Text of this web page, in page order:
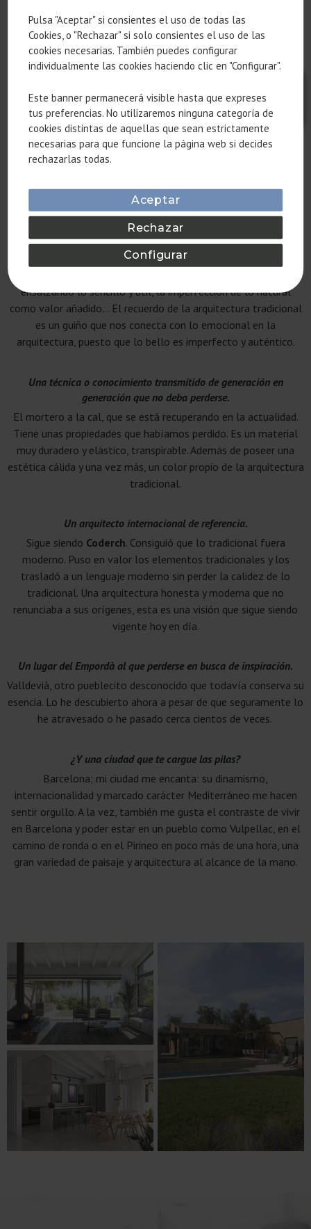
tradicionales. Va más allá de un color aplicado a algo. La
materialidad como color, el material como expresión del lugar
es uno de los elementos que armoniza la arquitectura con el
entorno.
¿Qué materiales te parecen los más honestos en un proyecto en
esta zona?
En la arquitectura que hacemos buscamos rescatar aquellos
sistemas constructivos que siguen vigentes de la arquitectura
aplicarlos, es una forma de construir muy actual, adaptada al
lugar y poco agresiva, ya que el impacto del transporte y la
fabricación de determinados sistemas constructivos
considerados modernos conllevan una gran huella de carbono.
Preservar las texturas con una revisión contemporánea
ensalzando lo sencillo y útil, la imperfección de lo natural
como valor añadido… El recuerdo de la arquitectura tradicional
es un guiño que nos conecta con lo emocional en la
arquitectura, puesto que lo bello es imperfecto y auténtico.
Una técnica o conocimiento transmitido de generación en
generación que no deba perderse.
El mortero a la cal, que se está recuperando en la actualidad.
Tiene unas propiedades que habíamos perdido. Es un material
muy duradero y elástico, transpirable. Además de poseer una
estética cálida y una vez más, un color propio de la arquitectura
tradicional.
Un arquitecto internacional de referencia.
Sigue siendo Coderch. Consiguió que lo tradicional fuera
moderno. Puso en valor los elementos tradicionales y los
trasladó a un lenguaje moderno sin perder la calidez de lo
tradicional. Una arquitectura honesta y moderna que no
renunciaba a sus orígenes, esta es una visión que sigue siendo
vigente hoy en día.
Un lugar del Empordà al que perderse en busca de inspiración.
Valldevià, otro pueblecito desconocido que todavía conserva su
esencia. Lo he descubierto ahora a pesar de que seguramente lo
he atravesado o he pasado cerca cientos de veces.
¿Y una ciudad que te cargue las pilas?
Barcelona; mi ciudad me encanta: su dinamismo,
internacionalidad y marcado carácter Mediterráneo me hacen
sentir orgullo. A la vez, también me gusta el contraste de vivir
en Barcelona y poder estar en un pueblo como Vulpellac, en el
camino de ronda o en el Pirineo en poco más de una hora, una
gran variedad de paisaje y arquitectura al alcance de la mano.
Pulsa "Aceptar" si consientes el uso de todas las
Cookies, o "Rechazar" si solo consientes el uso de las
cookies necesarias. También puedes configurar
individualmente las cookies haciendo clic en "Configurar".
Este banner permanecerá visible hasta que expreses
tus preferencias. No utilizaremos ninguna categoría de
cookies distintas de aquellas que sean estrictamente
necesarias para que funcione la página web si decides
rechazarlas todas.
Aceptar
Rechazar
Configurar